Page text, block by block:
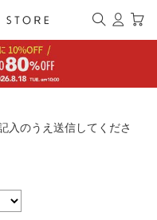
入のうえ送信してくださ